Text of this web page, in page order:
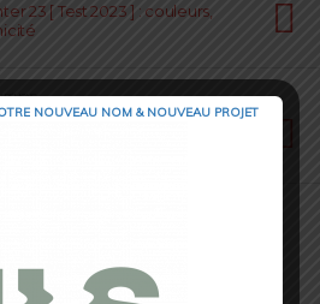
23 [ Test 2023 ] : couleurs,
RÉMOND
NOUVEAU NOM & NOUVEAU PROJET